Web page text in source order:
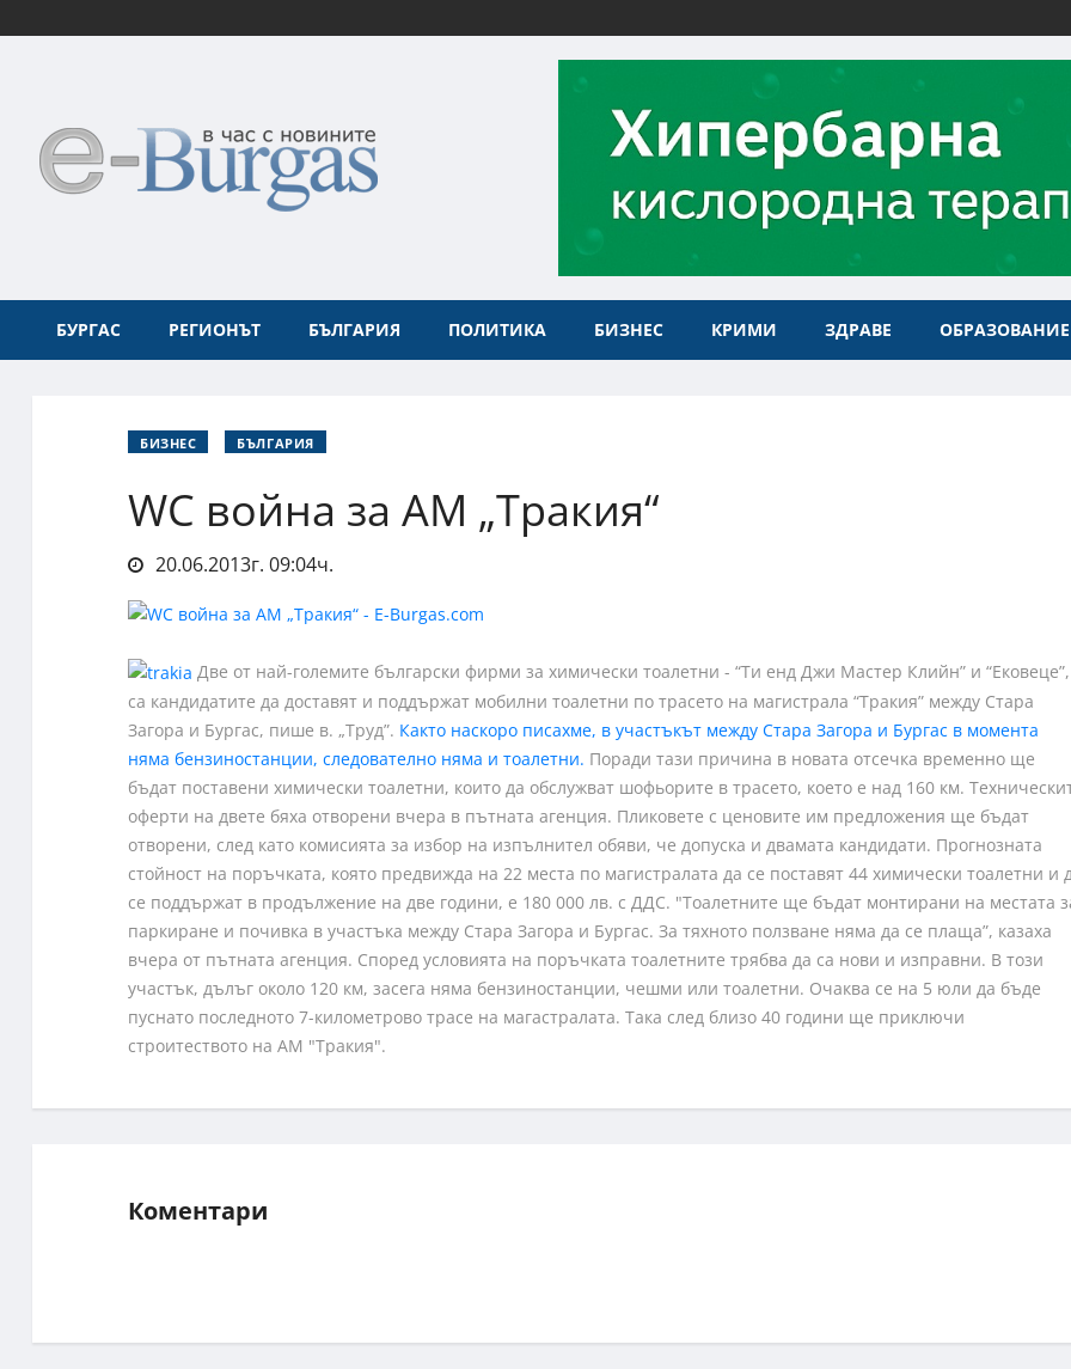
БУРГАС РЕГИОНЪТ БЪЛГАРИЯ ПОЛИТИКА БИЗНЕС КРИМИ ЗДРАВЕ ОБРАЗОВАНИЕ
БИЗНЕС БЪЛГАРИЯ
WC война за АМ „Тракия“
20.06.2013г. 09:04ч.
Две от най-големите български фирми за химически тоалетни - “Ти енд Джи Мастер Клийн” и “Ековеце”,
са кандидатите да доставят и поддържат мобилни тоалетни по трасето на магистрала “Тракия” между Стара
Загора и Бургас, пише в. „Труд”. Както наскоро писахме, в участъкът между Стара Загора и Бургас в момента
няма бензиностанции, следователно няма и тоалетни. Поради тази причина в новата отсечка временно ще
бъдат поставени химически тоалетни, които да обслужват шофьорите в трасето, което е над 160 км.
оферти на двете бяха отворени вчера в пътната агенция. Пликовете с ценовите им предложения ще бъдат
отворени, след като комисията за избор на изпълнител обяви, че допуска и двамата кандидати. Прогнозната
стойност на поръчката, която предвижда на 22 места по магистралата да се поставят 44 химически тоалетни и
се поддържат в продължение на две години, е 180 000 лв. с ДДС. "Тоалетните ще бъдат монтирани на местата
паркиране и почивка в участъка между Стара Загора и Бургас. За тяхното ползване няма да се плаща”, казаха
вчера от пътната агенция. Според условията на поръчката тоалетните трябва да са нови и изправни. В този
участък, дълъг около 120 км, засега няма бензиностанции, чешми или тоалетни. Очаква се на 5 юли да бъде
пуснато последното 7-километрово трасе на магастралата. Така след близо 40 години ще приключи
строитеството на АМ "Тракия".
Коментари